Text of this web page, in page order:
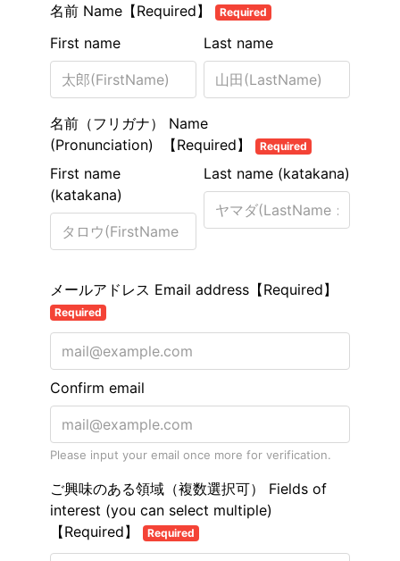
名前 Name【Required】 Required
Last name
First name
名前（フリガナ） Name
(Pronunciation) 【Required】
Required
Last name (katakana)
First name
(katakana)
メールアドレス Email address【Required】
Required
Confirm email
Please input your email once more for verification.
ご興味のある領域（複数選択可） Fields of
interest (you can select multiple)
【Required】
Required